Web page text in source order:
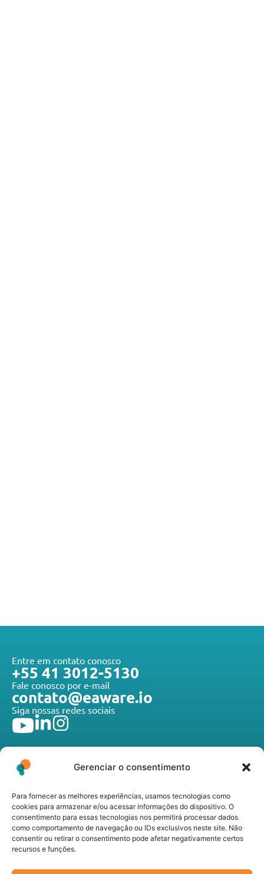
Gerenciar o consentimento
Para fornecer as melhores experiências, usamos tecnologias como
cookies para armazenar e/ou acessar informações do dispositivo. O
consentimento para essas tecnologias nos permitirá processar dados
como comportamento de navegação ou IDs exclusivos neste site. Não
consentir ou retirar o consentimento pode afetar negativamente certos
recursos e funções.
Entre em contato conosco
+55 41 3012-5130
Fale conosco por e-mail
contato@eaware.io
Siga nossas redes sociais
A E-Aware Technologies desenvolve tecnologias de
ponta que atendem toda a cadeia do agronegócio, do
produtor rural à agroindústria, promovendo inovação,
sustentabilidade e eficiência operacional nos mais
diferentes segmentos do setor.